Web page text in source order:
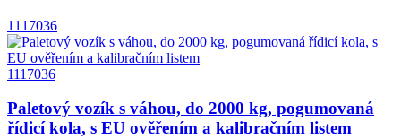
1117036
1117036
Paletový vozík s váhou, do 2000 kg, pogumovaná
řídicí kola, s EU ověřením a kalibračním listem